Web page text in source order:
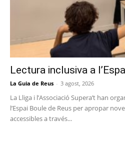
Lectura inclusiva a
La Guia de Reus - 3 agost, 2026
La Lliga i l’Associació Supera’t han
l’Espai Boule de Reus per apropar
accessibles a través...